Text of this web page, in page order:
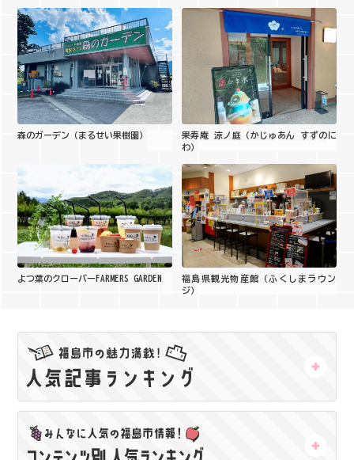
森のガーデン（まるせい果樹園）
果寿庵 涼ノ庭（かじゅあん すずのに
わ）
よつ葉のクローバーFARMERS GARDEN
福島県観光物産館（ふくしまラウン
ジ）